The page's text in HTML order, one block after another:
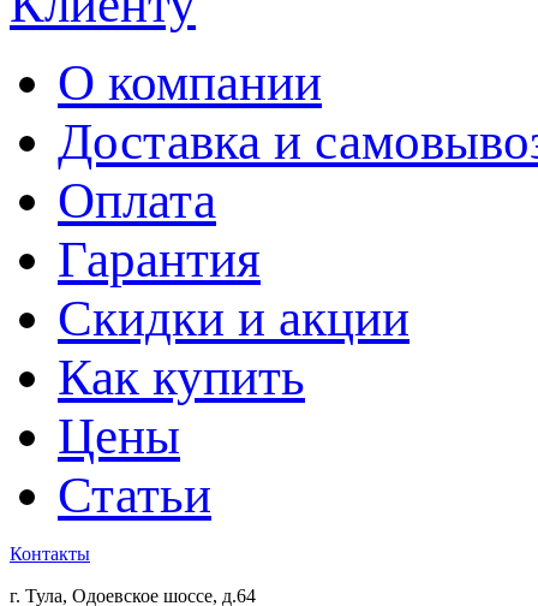
О компании
Доставка и
Оплата
Гарантия
Скидки и акции
Как купить
Цены
Статьи
Контакты
г. Тула, Одоевское шоссе, д.64